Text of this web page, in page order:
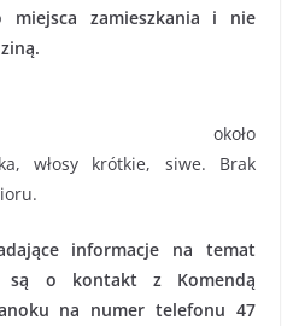
miejsca zamieszkania i nie
około
włosy krótkie, siwe. Brak
informacje na temat
są o kontakt z Komendą
na numer telefonu 47